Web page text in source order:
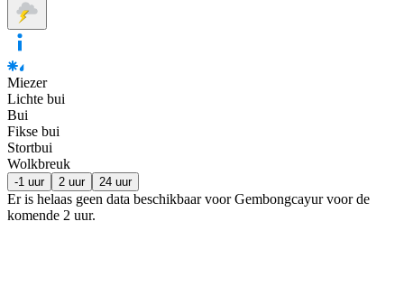
Miezer
Lichte bui
Bui
Fikse bui
Stortbui
Wolkbreuk
-1 uur 2 uur 24 uur
Er is helaas geen data beschikbaar voor Gembongcayur voor de
komende 2 uur.